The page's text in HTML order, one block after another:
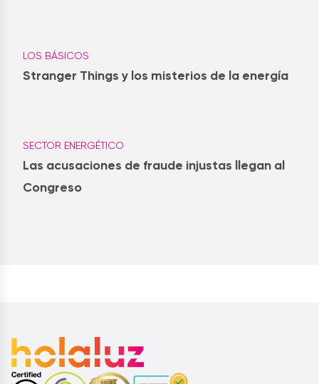
LOS BÁSICOS
Stranger Things y los misterios de la energía
SECTOR ENERGÉTICO
Las acusaciones de fraude injustas llegan al
Congreso